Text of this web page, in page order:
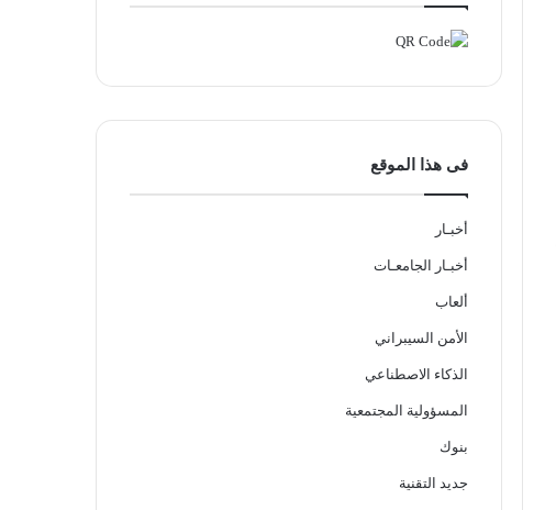
فى هذا الموقع
أخبـار
أخبـار الجامعـات
ألعاب
الأمن السيبراني
الذكاء الاصطناعي
المسؤولية المجتمعية
بنوك
جديد التقنية